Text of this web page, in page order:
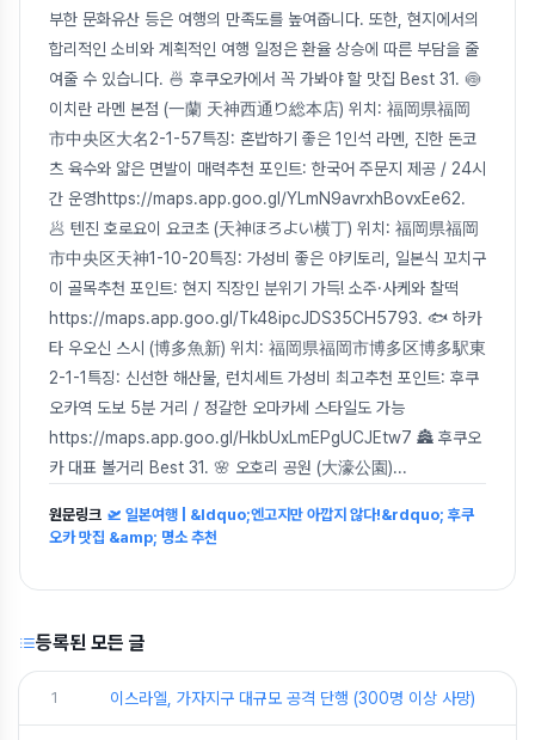
부한 문화유산 등은 여행의 만족도를 높여줍니다. 또한, 현지에서의
합리적인 소비와 계획적인 여행 일정은 환율 상승에 따른 부담을 줄
여줄 수 있습니다. 🍜 후쿠오카에서 꼭 가봐야 할 맛집 Best 31. 🍥
이치란 라멘 본점 (一蘭 天神西通り総本店) 위치: 福岡県福岡
市中央区大名2-1-57특징: 혼밥하기 좋은 1인석 라멘, 진한 돈코
츠 육수와 얇은 면발이 매력추천 포인트: 한국어 주문지 제공 / 24시
간 운영https://maps.app.goo.gl/YLmN9avrxhBovxEe62.
🥟 텐진 호로요이 요코초 (天神ほろよい横丁) 위치: 福岡県福岡
市中央区天神1-10-20특징: 가성비 좋은 야키토리, 일본식 꼬치구
이 골목추천 포인트: 현지 직장인 분위기 가득! 소주·사케와 찰떡
https://maps.app.goo.gl/Tk48ipcJDS35CH5793. 🐟 하카
타 우오신 스시 (博多魚新) 위치: 福岡県福岡市博多区博多駅東
2-1-1특징: 신선한 해산물, 런치세트 가성비 최고추천 포인트: 후쿠
오카역 도보 5분 거리 / 정갈한 오마카세 스타일도 가능
https://maps.app.goo.gl/HkbUxLmEPgUCJEtw7 🏯 후쿠오
카 대표 볼거리 Best 31. 🌸 오호리 공원 (大濠公園)...
원문링크 🛫 일본여행 | &ldquo;엔고지만 아깝지 않다!&rdquo; 후쿠
오카 맛집 &amp; 명소 추천
등록된 모든 글
1 이스라엘, 가자지구 대규모 공격 단행 (300명 이상 사망)